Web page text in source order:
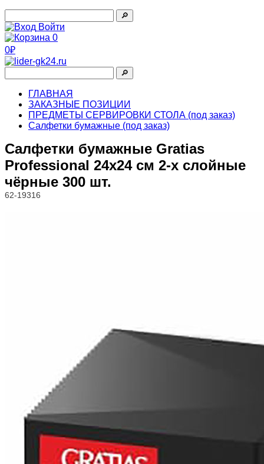
🔎︎
Войти
0
0₽
🔎︎
ГЛАВНАЯ
ЗАКАЗНЫЕ ПОЗИЦИИ
ПРЕДМЕТЫ СЕРВИРОВКИ СТОЛА (под заказ)
Салфетки бумажные (под заказ)
Салфетки бумажные Gratias
Professional 24х24 см 2-х слойные
чёрные 300 шт.
62-19316